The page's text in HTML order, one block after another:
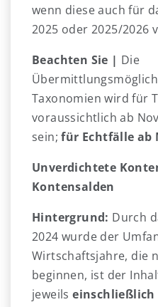
wenn diese auch für
2025 oder 2025/2026
Beachten Sie | Die
Taxonomien wird für
voraussichtlich ab
sein;für Echtfälle ab
Unverdichtete
Kontensalden
Hintergrund: Durch
2024 wurde der
Wirtschaftsjahre, die
beginnen, ist der
jeweils